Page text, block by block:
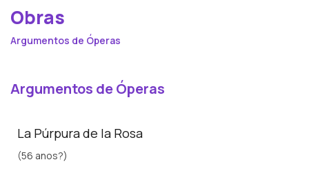
Obras
Argumentos de Óperas
Argumentos de Óperas
La Púrpura de la Rosa
(56 anos?)